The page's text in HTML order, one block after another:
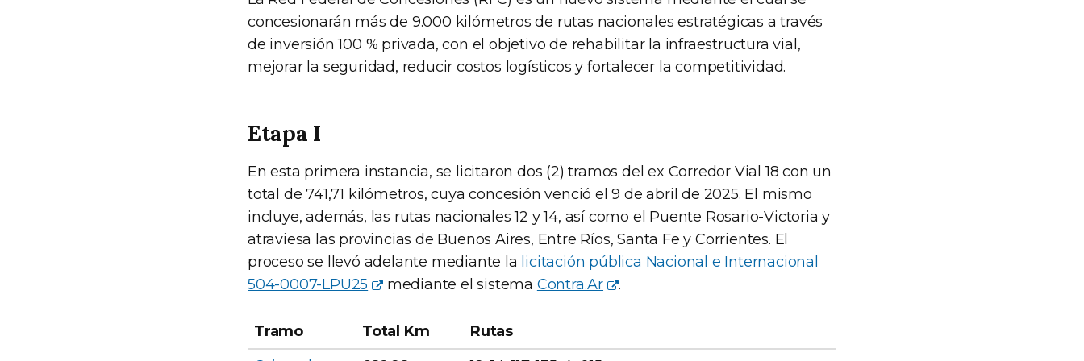
concesionarán más de 9.000 kilómetros de rutas nacionales estratégicas a través
de inversión 100 % privada, con el objetivo de rehabilitar la infraestructura vial,
mejorar la seguridad, reducir costos logísticos y fortalecer la competitividad.
Etapa I
En esta primera instancia, se licitaron dos (2) tramos del ex Corredor Vial 18 con un
total de 741,71 kilómetros, cuya concesión venció el 9 de abril de 2025. El mismo
incluye, además, las rutas nacionales 12 y 14, así como el Puente Rosario-Victoria y
atraviesa las provincias de Buenos Aires, Entre Ríos, Santa Fe y Corrientes. El
proceso se llevó adelante mediante la licitación pública Nacional e Internacional
504-0007-LPU25
mediante el sistema Contra.Ar .
Tramo Total Km
Rutas